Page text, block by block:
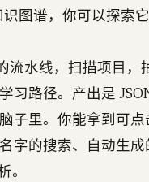
图谱，你可以探索
流水线，扫描项目，
习路径。产出是
子里。你能拿到可
字的搜索、自动生
。